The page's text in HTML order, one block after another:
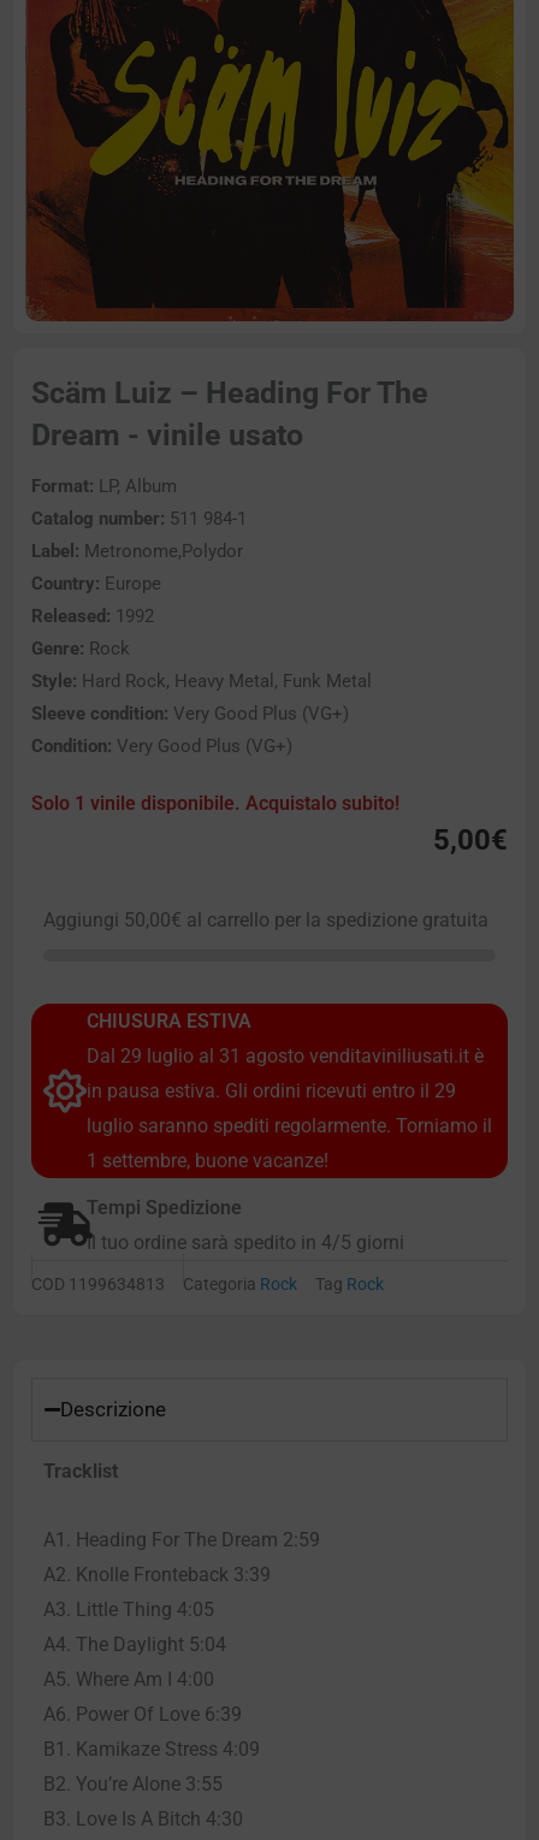
Scäm Luiz – Heading For The
Dream - vinile usato
Format: LP, Album
Catalog number: 511 984-1
Label: Metronome,Polydor
Country: Europe
Released: 1992
Genre: Rock
Style: Hard Rock, Heavy Metal, Funk Metal
Sleeve condition: Very Good Plus (VG+)
Condition: Very Good Plus (VG+)
Solo 1 vinile disponibile. Acquistalo subito!
5,00€
Aggiungi 50,00€ al carrello per la spedizione gratuita
CHIUSURA ESTIVA
Dal 29 luglio al 31 agosto venditaviniliusati.it è
in pausa estiva. Gli ordini ricevuti entro il 29
luglio saranno spediti regolarmente. Torniamo il
1 settembre, buone vacanze!
Tempi Spedizione
Il tuo ordine sarà spedito in 4/5 giorni
COD 1199634813 Categoria Rock Tag Rock
Descrizione
Tracklist
A1. Heading For The Dream 2:59
A2. Knolle Fronteback 3:39
A3. Little Thing 4:05
A4. The Daylight 5:04
A5. Where Am I 4:00
A6. Power Of Love 6:39
B1. Kamikaze Stress 4:09
B2. You’re Alone 3:55
B3. Love Is A Bitch 4:30